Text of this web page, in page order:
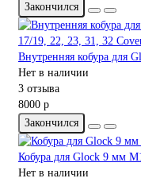
Закончился
Внутренняя кобура для
Нет в наличии
3 отзыва
8000 р
Закончился
Кобура для Glock 9 мм
Нет в наличии